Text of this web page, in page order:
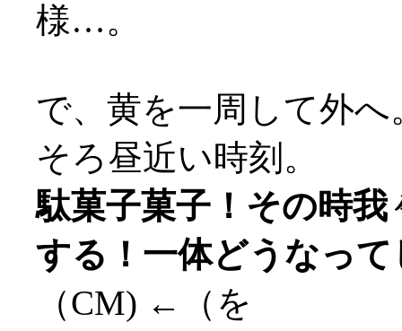
様…。
で、黄を一周して外
そろ昼近い時刻。
駄菓子菓子！その時
する！一体どうなっ
（CM) ←（を